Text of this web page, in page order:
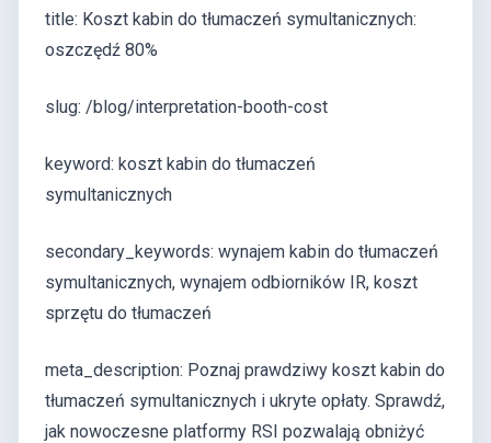
title: Koszt kabin do tłumaczeń symultanicznych:
oszczędź 80%
slug: /blog/interpretation-booth-cost
keyword: koszt kabin do tłumaczeń
symultanicznych
secondary_keywords: wynajem kabin do tłumaczeń
symultanicznych, wynajem odbiorników IR, koszt
sprzętu do tłumaczeń
meta_description: Poznaj prawdziwy koszt kabin do
tłumaczeń symultanicznych i ukryte opłaty. Sprawdź,
jak nowoczesne platformy RSI pozwalają obniżyć